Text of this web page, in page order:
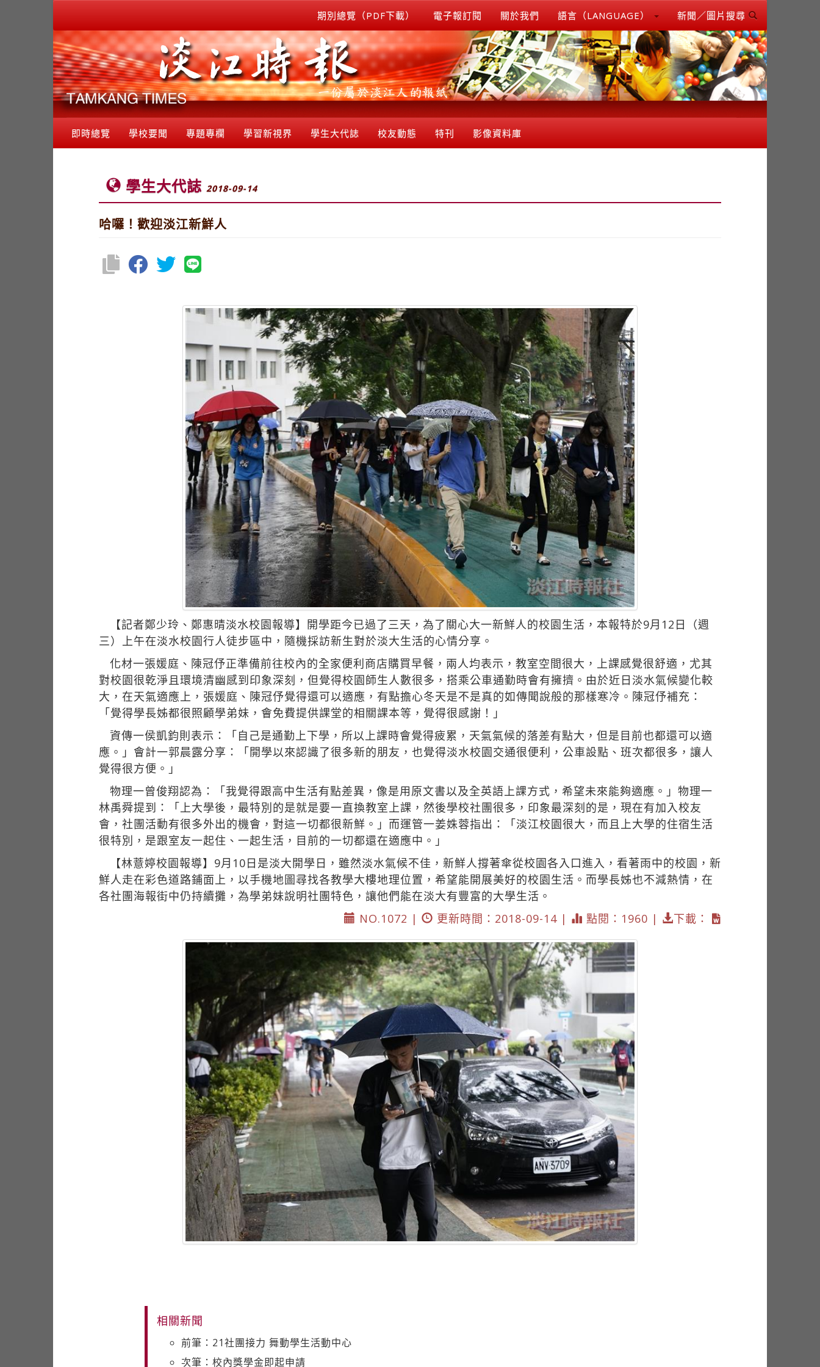
期別總覽（PDF下載） 電子報訂閱 關於我們 語言（LANGUAGE） 新聞／圖片搜尋
即時總覽 學校要聞 專題專欄 學習新視界 學生大代誌 校友動態 特刊 影像資料庫
學生大代誌 2018-09-14
哈囉！歡迎淡江新鮮人
【記者鄭少玲、鄭惠晴淡水校園報導】開學距今已過了三天，為了關心大一新鮮人的校園生活，本報特於9月12日（週
三）上午在淡水校園行人徒步區中，隨機採訪新生對於淡大生活的心情分享。
化材一張媛庭、陳冠伃正準備前往校內的全家便利商店購買早餐，兩人均表示，教室空間很大，上課感覺很舒適，尤其
對校園很乾淨且環境清幽感到印象深刻，但覺得校園師生人數很多，搭乘公車通勤時會有擁擠。由於近日淡水氣候變化較
大，在天氣適應上，張媛庭、陳冠伃覺得還可以適應，有點擔心冬天是不是真的如傳聞說般的那樣寒冷。陳冠伃補充：
「覺得學長姊都很照顧學弟妹，會免費提供課堂的相關課本等，覺得很感謝！」
資傳一侯凱鈞則表示：「自己是通勤上下學，所以上課時會覺得疲累，天氣氣候的落差有點大，但是目前也都還可以適
應。」會計一郭晨露分享：「開學以來認識了很多新的朋友，也覺得淡水校園交通很便利，公車設點、班次都很多，讓人
覺得很方便。」
物理一曾俊翔認為：「我覺得跟高中生活有點差異，像是用原文書以及全英語上課方式，希望未來能夠適應。」物理一
林禹舜提到：「上大學後，最特別的是就是要一直換教室上課，然後學校社團很多，印象最深刻的是，現在有加入校友
會，社團活動有很多外出的機會，對這一切都很新鮮。」而運管一姜姝蓉指出：「淡江校園很大，而且上大學的住宿生活
很特別，是跟室友一起住、一起生活，目前的一切都還在適應中。」
【林薏婷校園報導】9月10日是淡大開學日，雖然淡水氣候不佳，新鮮人撐著傘從校園各入口進入，看著雨中的校園，新
鮮人走在彩色道路鋪面上，以手機地圖尋找各教學大樓地理位置，希望能開展美好的校園生活。而學長姊也不減熱情，在
各社團海報街中仍持續攤，為學弟妹說明社團特色，讓他們能在淡大有豐富的大學生活。
NO.1072 |
更新時間：2018-09-14 | 點閱：1960 | 下載：
相關新聞
前筆：21社團接力 舞動學生活動中心
次筆：校內獎學金即起申請